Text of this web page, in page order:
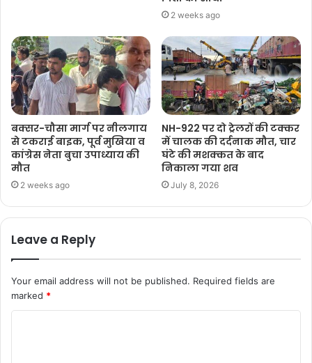
2 weeks ago
बक्सर-चौसा मार्ग पर नीलगाय
से टकराई बाइक, पूर्व मुखिया व
कांग्रेस नेता बुचा उपाध्याय की
मौत
2 weeks ago
NH-922 पर दो ट्रेलरों की टक्कर
में चालक की दर्दनाक मौत, चार
घंटे की मशक्कत के बाद
निकाला गया शव
July 8, 2026
Leave a Reply
Your email address will not be published. Required fields are
marked *